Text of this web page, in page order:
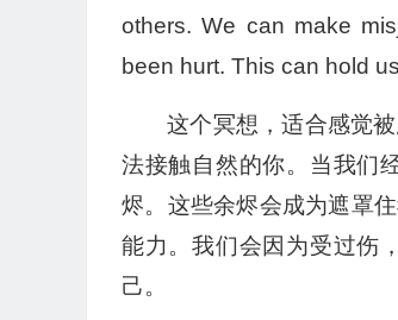
others. We can make
been hurt. This can hold
这个冥想，适合感觉
法接触自然的你。当我们
烬。这些余烬会成为遮罩
能力。我们会因为受过伤
己。